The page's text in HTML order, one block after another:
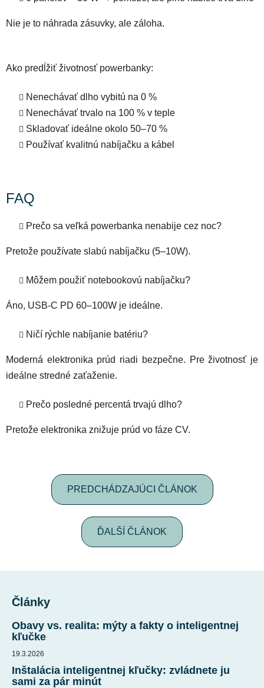
Nie je to náhrada zásuvky, ale záloha.
Ako predĺžiť životnosť powerbanky:
Nenechávať dlho vybitú na 0 %
Nenechávať trvalo na 100 % v teple
Skladovať ideálne okolo 50–70 %
Používať kvalitnú nabíjačku a kábel
FAQ
Prečo sa veľká powerbanka nenabije cez noc?
Pretože používate slabú nabíjačku (5–10W).
Môžem použiť notebookovú nabíjačku?
Áno, USB-C PD 60–100W je ideálne.
Ničí rýchle nabíjanie batériu?
Moderná elektronika prúd riadi bezpečne. Pre životnosť je
ideálne stredné zaťaženie.
Prečo posledné percentá trvajú dlho?
Pretože elektronika znižuje prúd vo fáze CV.
PREDCHÁDZAJÚCI ČLÁNOK
ĎALŠÍ ČLÁNOK
Články
Obavy vs. realita: mýty a fakty o inteligentnej
kľučke
19.3.2026
Inštalácia inteligentnej kľučky: zvládnete ju
sami za pár minút